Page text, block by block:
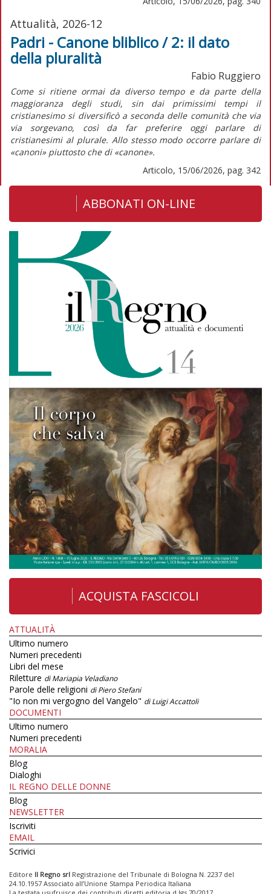
Attualità, 2026-12
Padri - Canone bliblico / 2: il dato
della pluralità
Fabio Ruggiero
Come si ritiene ormai da diverso tempo e da parte della
maggioranza degli studi, sin dai primissimi tempi il
cristianesimo si diversificò a seconda delle comunità che via
via sorgevano, così da far preferire oggi parlare di
cristianesimi al plurale. Allo stesso modo occorre parlare di
«canoni» piuttosto che di «canone».
Articolo, 15/06/2026, pag. 342
ABBONATI ON-LINE
ACQUISTA FASCICOLI
ATTUALITÀ
Ultimo numero
Numeri precedenti
Libri del mese
Riletture di Mariapia Veladiano
Parole delle religioni di Piero Stefani
"Io non mi vergogno del Vangelo" di Luigi Accattoli
DOCUMENTI
Ultimo numero
Numeri precedenti
MORALIA
Blog
Dialoghi
IL REGNO DELLE DONNE
Blog
NEWSLETTER
Iscriviti
EMAIL
Scrivici
Editore Il Regno srl Registrazione del Tribunale di Bologna N. 2237 del
24.10.1957 Associato all’Unione Stampa Periodica Italiana